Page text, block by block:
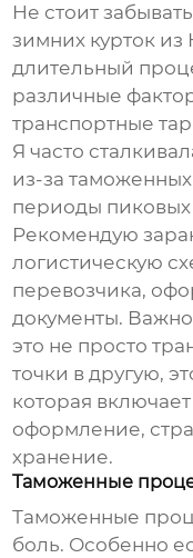
Не стоит
зимних курток из
длительный
различные
транспортные
Я часто
из-за
периоды пиковых
Рекомендую
логистическую
перевозчика,
документы. Важно
это не просто
точки в другую,
которая
оформление,
хранение.
Таможенные
Таможенные
боль. Особенно